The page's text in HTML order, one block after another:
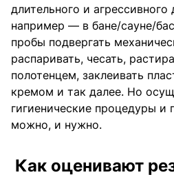
длительного и
например — в бане/сауне/
пробы подвергать
распаривать, чесать,
полотенцем, заклеивать
кремом и так далее. Но
гигиенические процедуры и
можно, и нужно.
Как оценивают